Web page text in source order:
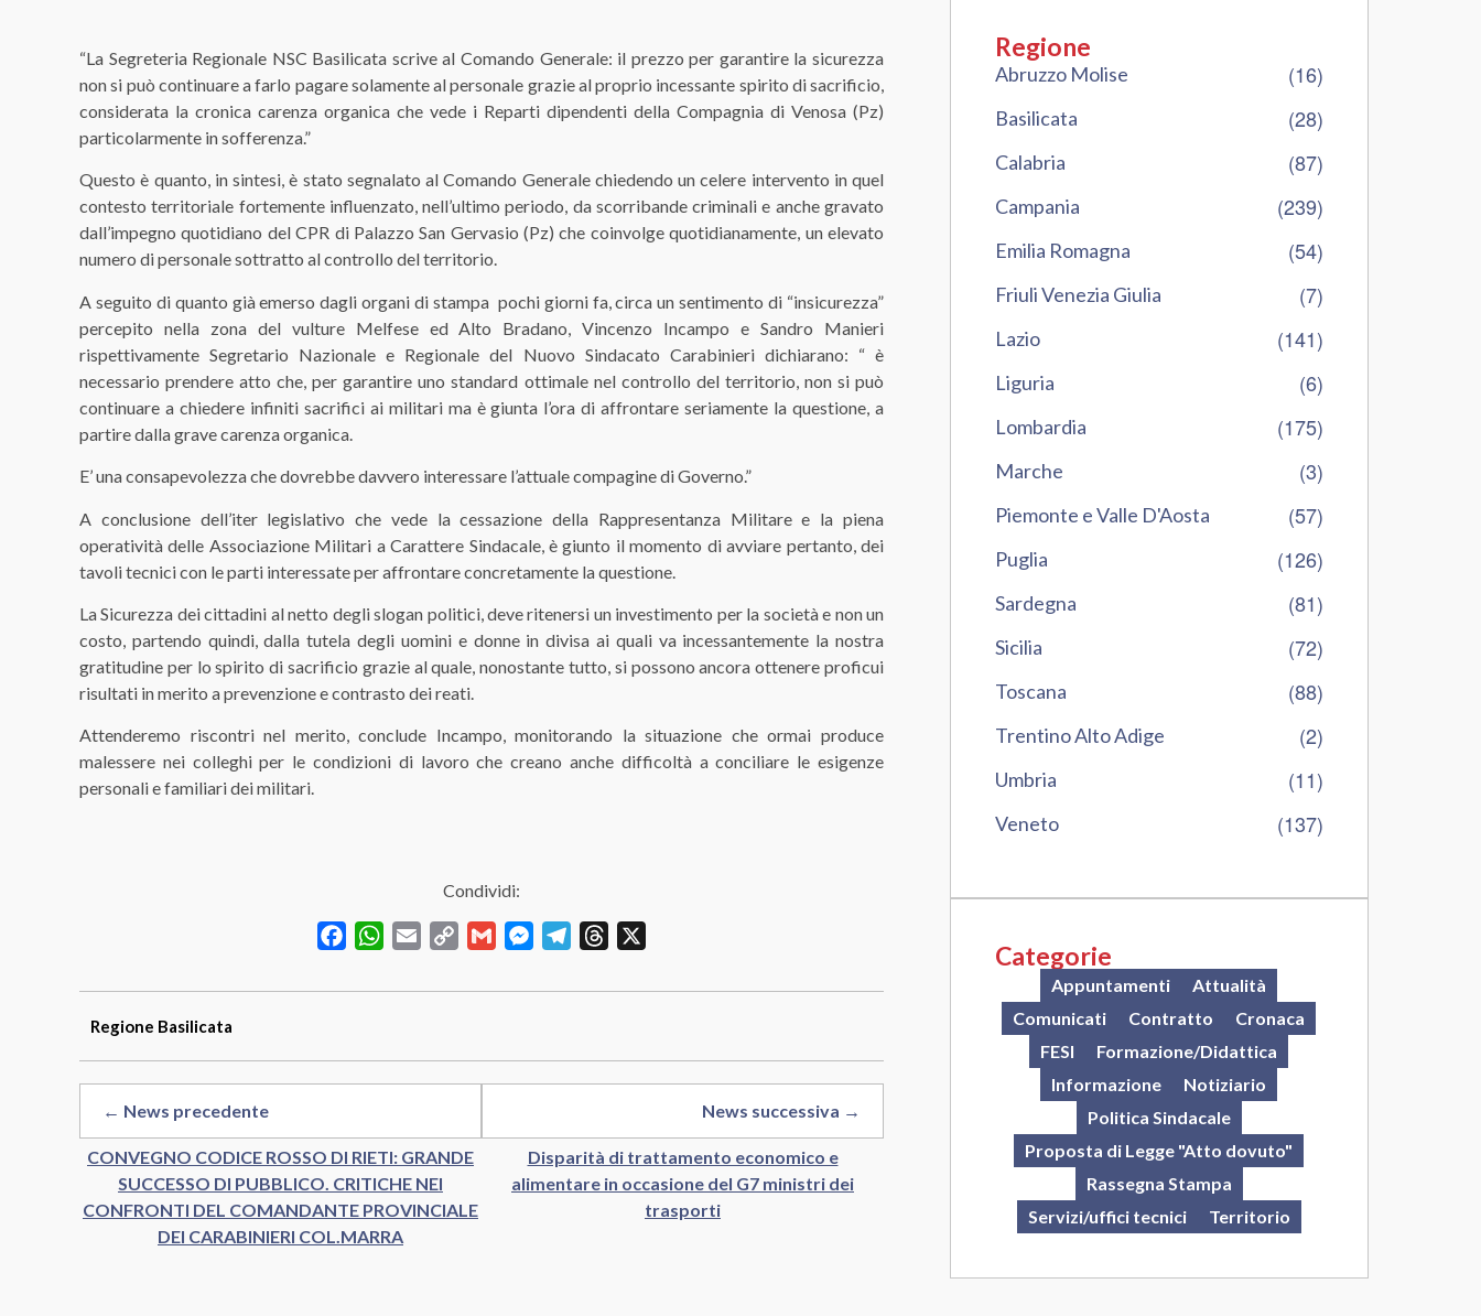
“La Segreteria Regionale NSC Basilicata scrive al Comando Generale: il prezzo per garantire la sicurezza
non si può continuare a farlo pagare solamente al personale grazie al proprio incessante spirito di sacrificio,
considerata la cronica carenza organica che vede i Reparti dipendenti della Compagnia di Venosa (Pz)
particolarmente in sofferenza.”
Questo è quanto, in sintesi, è stato segnalato al Comando Generale chiedendo un celere intervento in quel
contesto territoriale fortemente influenzato, nell’ultimo periodo, da scorribande criminali e anche gravato
dall’impegno quotidiano del CPR di Palazzo San Gervasio (Pz) che coinvolge quotidianamente, un elevato
numero di personale sottratto al controllo del territorio.
A seguito di quanto già emerso dagli organi di stampa pochi giorni fa, circa un sentimento di “insicurezza”
percepito nella zona del vulture Melfese ed Alto Bradano, Vincenzo Incampo e Sandro Manieri
rispettivamente Segretario Nazionale e Regionale del Nuovo Sindacato Carabinieri dichiarano: “ è
necessario prendere atto che, per garantire uno standard ottimale nel controllo del territorio, non si può
continuare a chiedere infiniti sacrifici ai militari ma è giunta l’ora di affrontare seriamente la questione, a
partire dalla grave carenza organica.
E’ una consapevolezza che dovrebbe davvero interessare l’attuale compagine di Governo.”
A conclusione dell’iter legislativo che vede la cessazione della Rappresentanza Militare e la piena
operatività delle Associazione Militari a Carattere Sindacale, è giunto il momento di avviare pertanto, dei
tavoli tecnici con le parti interessate per affrontare concretamente la questione.
La Sicurezza dei cittadini al netto degli slogan politici, deve ritenersi un investimento per la società e non un
costo, partendo quindi, dalla tutela degli uomini e donne in divisa ai quali va incessantemente la nostra
gratitudine per lo spirito di sacrificio grazie al quale, nonostante tutto, si possono ancora ottenere proficui
risultati in merito a prevenzione e contrasto dei reati.
Attenderemo riscontri nel merito, conclude Incampo, monitorando la situazione che ormai produce
malessere nei colleghi per le condizioni di lavoro che creano anche difficoltà a conciliare le esigenze
personali e familiari dei militari.
Condividi:
FacebookWhatsApp
Email
Copy
Gmail MessengerTelegramThreads
Regione Basilicata
← News precedente
CONVEGNO CODICE ROSSO DI RIETI: GRANDE
SUCCESSO DI PUBBLICO. CRITICHE NEI
CONFRONTI DEL COMANDANTE PROVINCIALE
DEI CARABINIERI COL.MARRA
News successiva →
Disparità di trattamento economico e
alimentare in occasione del G7 ministri dei
trasporti
Regione
Abruzzo Molise (16)
Basilicata (28)
Calabria (87)
Campania (239)
Emilia Romagna (54)
Friuli Venezia Giulia (7)
Lazio (141)
Liguria (6)
Lombardia (175)
Marche (3)
Piemonte e Valle D'Aosta (57)
Puglia (126)
Sardegna (81)
Sicilia (72)
Toscana (88)
Trentino Alto Adige (2)
Umbria (11)
Veneto (137)
Categorie
Appuntamenti
Attualità
Comunicati
Contratto
Cronaca
FESI
Formazione/Didattica
Informazione
Notiziario
Politica Sindacale
Proposta di Legge "Atto dovuto"
Rassegna Stampa
Servizi/uffici tecnici
Territorio